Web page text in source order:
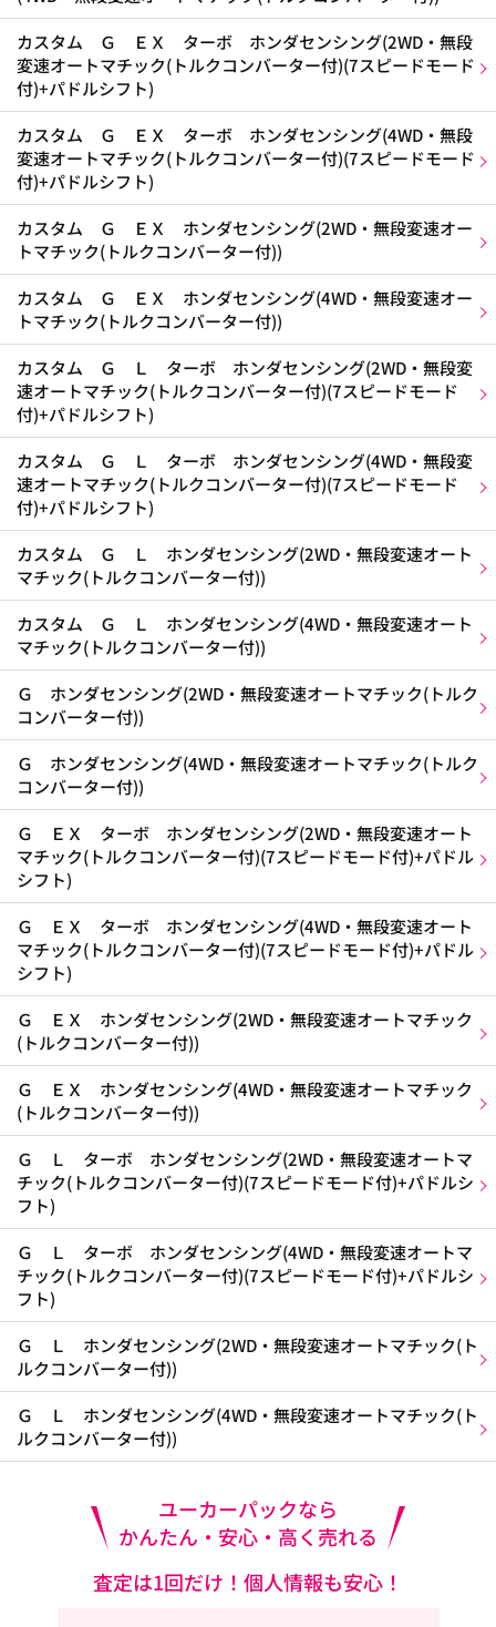
カスタム Ｇ ＥＸ ターボ ホンダセンシング(2WD・無段
変速オートマチック(トルクコンバーター付)(7スピードモード
付)+パドルシフト)
カスタム Ｇ ＥＸ ターボ ホンダセンシング(4WD・無段
変速オートマチック(トルクコンバーター付)(7スピードモード
付)+パドルシフト)
カスタム Ｇ ＥＸ ホンダセンシング(2WD・無段変速オー
トマチック(トルクコンバーター付))
カスタム Ｇ ＥＸ ホンダセンシング(4WD・無段変速オー
トマチック(トルクコンバーター付))
カスタム Ｇ Ｌ ターボ ホンダセンシング(2WD・無段変
速オートマチック(トルクコンバーター付)(7スピードモード
付)+パドルシフト)
カスタム Ｇ Ｌ ターボ ホンダセンシング(4WD・無段変
速オートマチック(トルクコンバーター付)(7スピードモード
付)+パドルシフト)
カスタム Ｇ Ｌ ホンダセンシング(2WD・無段変速オート
マチック(トルクコンバーター付))
カスタム Ｇ Ｌ ホンダセンシング(4WD・無段変速オート
マチック(トルクコンバーター付))
Ｇ ホンダセンシング(2WD・無段変速オートマチック(トルク
コンバーター付))
Ｇ ホンダセンシング(4WD・無段変速オートマチック(トルク
コンバーター付))
Ｇ ＥＸ ターボ ホンダセンシング(2WD・無段変速オート
マチック(トルクコンバーター付)(7スピードモード付)+パドル
シフト)
Ｇ ＥＸ ターボ ホンダセンシング(4WD・無段変速オート
マチック(トルクコンバーター付)(7スピードモード付)+パドル
シフト)
Ｇ ＥＸ ホンダセンシング(2WD・無段変速オートマチック
(トルクコンバーター付))
Ｇ ＥＸ ホンダセンシング(4WD・無段変速オートマチック
(トルクコンバーター付))
Ｇ Ｌ ターボ ホンダセンシング(2WD・無段変速オートマ
チック(トルクコンバーター付)(7スピードモード付)+パドルシ
フト)
Ｇ Ｌ ターボ ホンダセンシング(4WD・無段変速オートマ
チック(トルクコンバーター付)(7スピードモード付)+パドルシ
フト)
Ｇ Ｌ ホンダセンシング(2WD・無段変速オートマチック(ト
ルクコンバーター付))
Ｇ Ｌ ホンダセンシング(4WD・無段変速オートマチック(ト
ルクコンバーター付))
ユーカーパックなら
かんたん・安心・高く売れる
査定は1回だけ！個人情報も安心！